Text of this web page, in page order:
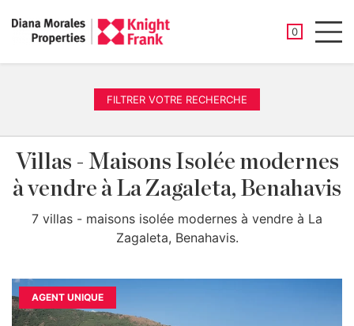
0
FILTRER VOTRE RECHERCHE
Villas - Maisons Isolée modernes
à vendre à La Zagaleta, Benahavis
7 villas - maisons isolée modernes à vendre à La
Zagaleta, Benahavis.
AGENT UNIQUE